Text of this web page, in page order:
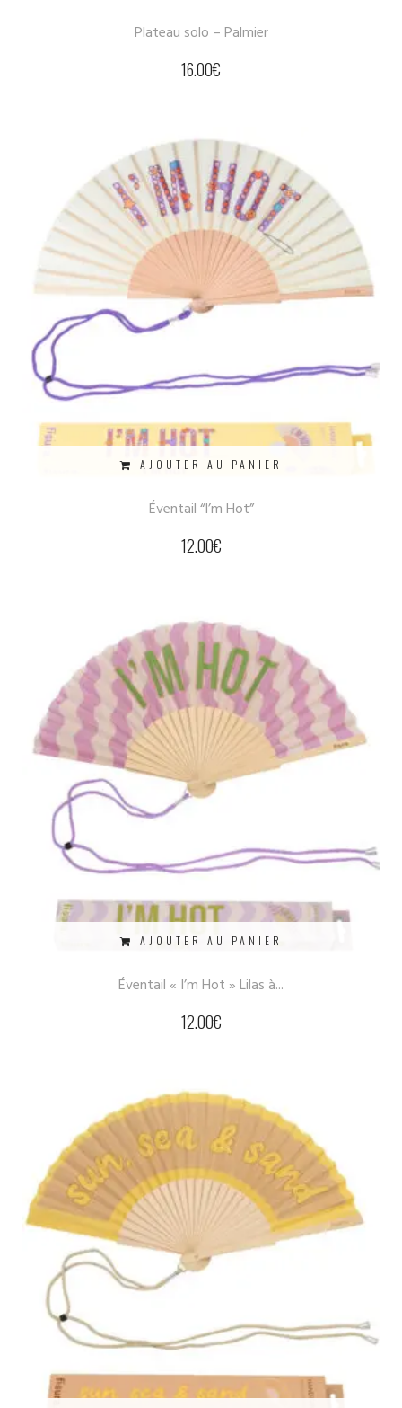
Plateau solo – Palmier
16.00€
AJOUTER AU PANIER
Éventail “I’m Hot”
12.00€
AJOUTER AU PANIER
Éventail « I’m Hot » Lilas à...
12.00€